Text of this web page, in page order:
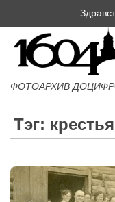
ФОТОАРХИВ
Тэг: